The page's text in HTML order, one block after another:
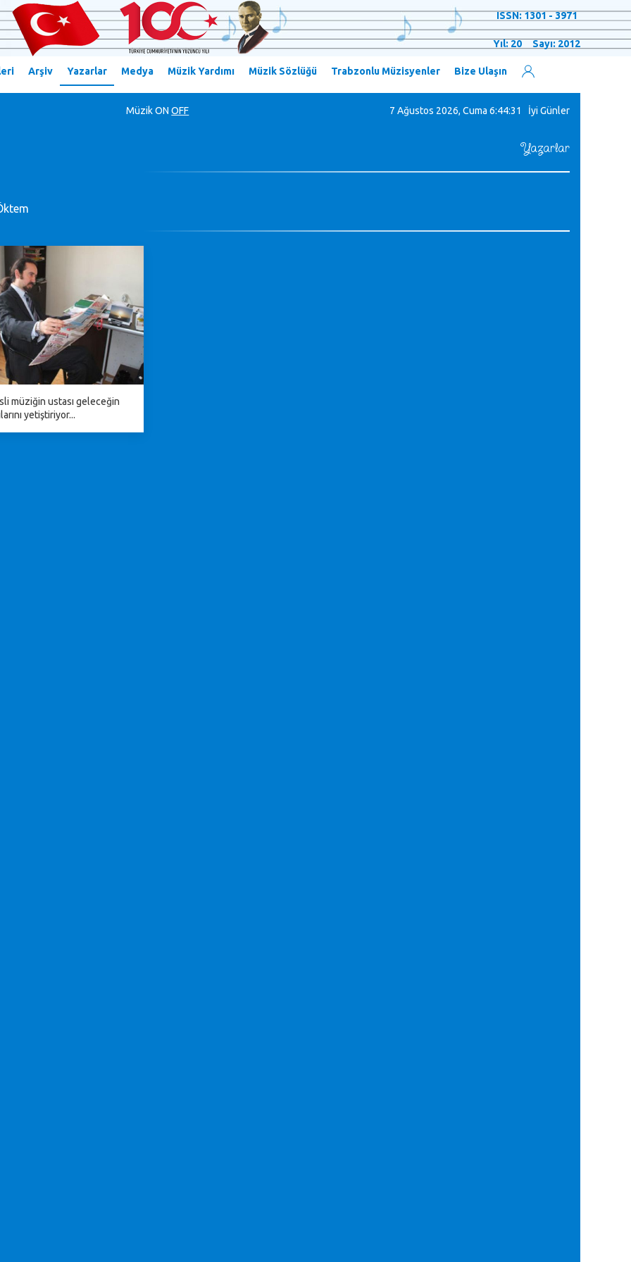
ISSN: 1301 - 3971
Yıl: 20 Sayı: 2012
Arşiv Yazarlar Medya Müzik Yardımı Müzik Sözlüğü Trabzonlu Müzisyenler Bize Ulaşın
MüzikON OFF 7 Ağustos 2026, Cuma 6:44:32 İyi Günler
Yazarlar
müziğin ustası geleceğin
yetiştiriyor...